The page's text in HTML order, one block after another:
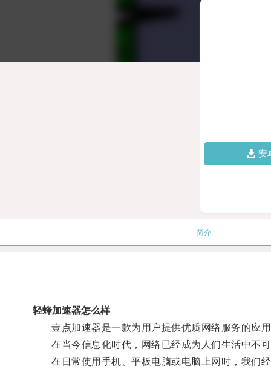
安
简介
轻蜂加速器怎么样
壹点加速器是一款为用户提供优质网络服务的应用
在当今信息化时代，网络已经成为人们生活中不可
在日常使用手机、平板电脑或电脑上网时，我们经